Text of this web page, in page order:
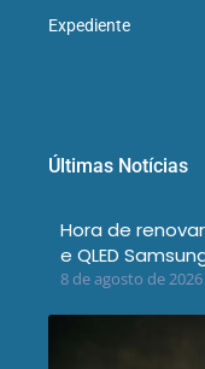
Expediente
Últimas Notícias
Hora de
e QLED
8 de agosto de 2026